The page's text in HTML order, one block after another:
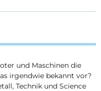
und Maschinen die
irgendwie bekannt vor?
Technik und Science